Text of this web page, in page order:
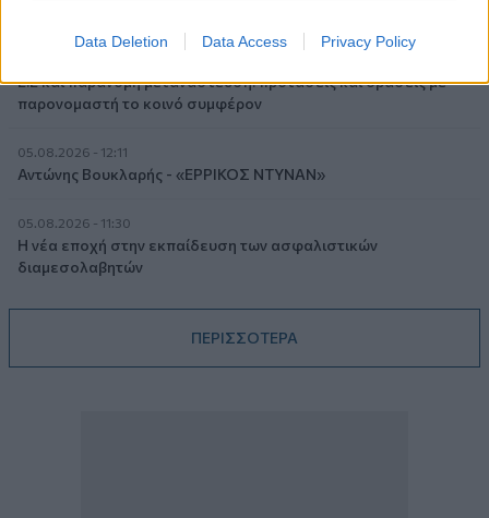
Data Deletion Data Access Privacy Policy
Ε.Ε και παράνομη μετανάστευση: προτάσεις και δράσεις με
παρονομαστή το κοινό συμφέρον
05.08.2026 - 12:11
Αντώνης Βουκλαρής - «ΕΡΡΙΚΟΣ ΝΤΥΝΑΝ»
05.08.2026 - 11:30
Η νέα εποχή στην εκπαίδευση των ασφαλιστικών
διαμεσολαβητών
ΠΕΡΙΣΣΟΤΕΡΑ